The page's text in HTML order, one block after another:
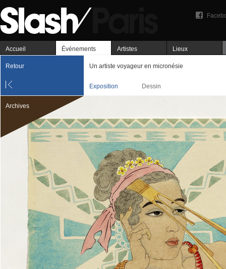
Accueil Événements Artistes Lieux
Retour Un artiste voyageur en micronésie
Exposition Dessin
Archives